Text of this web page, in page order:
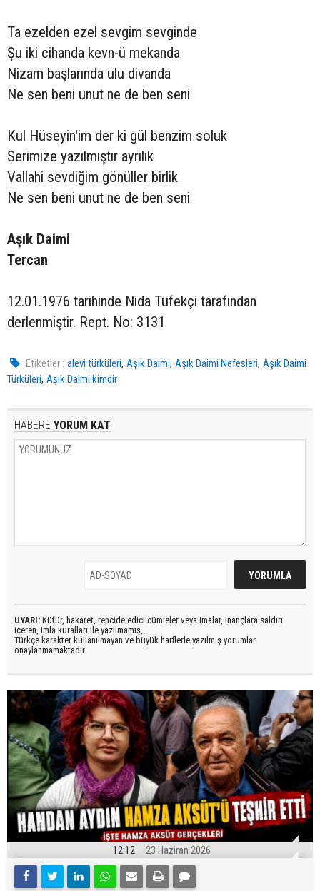
Ta ezelden ezel sevgim sevginde
Şu iki cihanda kevn-ü mekanda
Nizam başlarında ulu divanda
Ne sen beni unut ne de ben seni
Kul Hüseyin'im der ki gül benzim soluk
Serimize yazılmıştır ayrılık
Vallahi sevdiğim gönüller birlik
Ne sen beni unut ne de ben seni
Aşık Daimi
Tercan
12.01.1976 tarihinde Nida Tüfekçi tarafından
derlenmiştir. Rept. No: 3131
Etiketler : alevi türküleri,Aşık Daimi,Aşık Daimi Nefesleri,Aşık Daimi
Türküleri, Aşık Daimi kimdir
HABERE YORUM KAT
UYARI: Küfür, hakaret, rencide edici cümleler veya imalar, inançlara saldırı
içeren, imla kuralları ile yazılmamış,
Türkçe karakter kullanılmayan ve büyük harflerle yazılmış yorumlar
onaylanmamaktadır.
12:12 23 Haziran 2026